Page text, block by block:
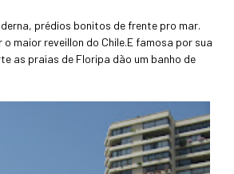
prédios bonitos de frente pro mar.
maior reveillon do Chile.E famosa por sua
as praias de Floripa dão um banho de